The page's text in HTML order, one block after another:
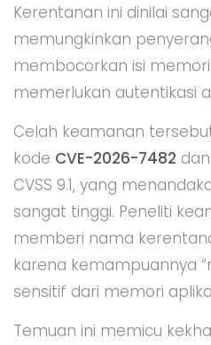
Kerentanan ini dinilai
memungkinkan
membocorkan isi
memerlukan autentikasi
Celah keamanan
kode CVE-2026-7482
CVSS 9.1, yang
sangat tinggi. Peneliti
memberi nama
karena kemampuannya
sensitif dari memori
Temuan ini memicu